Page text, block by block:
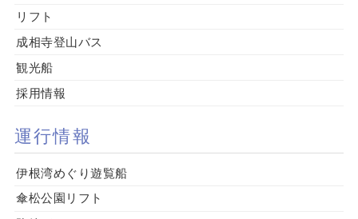
リフト
成相寺登山バス
観光船
採用情報
運行情報
伊根湾めぐり遊覧船
傘松公園リフト